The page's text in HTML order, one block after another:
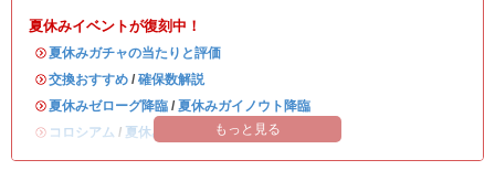
夏休みイベントが復刻中！
・夏休みガチャの当たりと評価
・交換おすすめ / 確保数解説
・夏休みゼローグ降臨 / 夏休みガイノウト降臨
・ コロシアム / 夏休みワンタッチもっと見る